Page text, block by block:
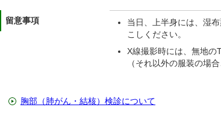
留意事項
当日、上半身には、湿
こしください。
X線撮影時には、無地の
（それ以外の服装の場
胸部（肺がん・結核）検診について